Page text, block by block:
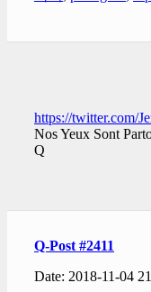
https://twitter.com/
Nos Yeux Sont
Q
Q-Post #2411
Date: 2018-11-04